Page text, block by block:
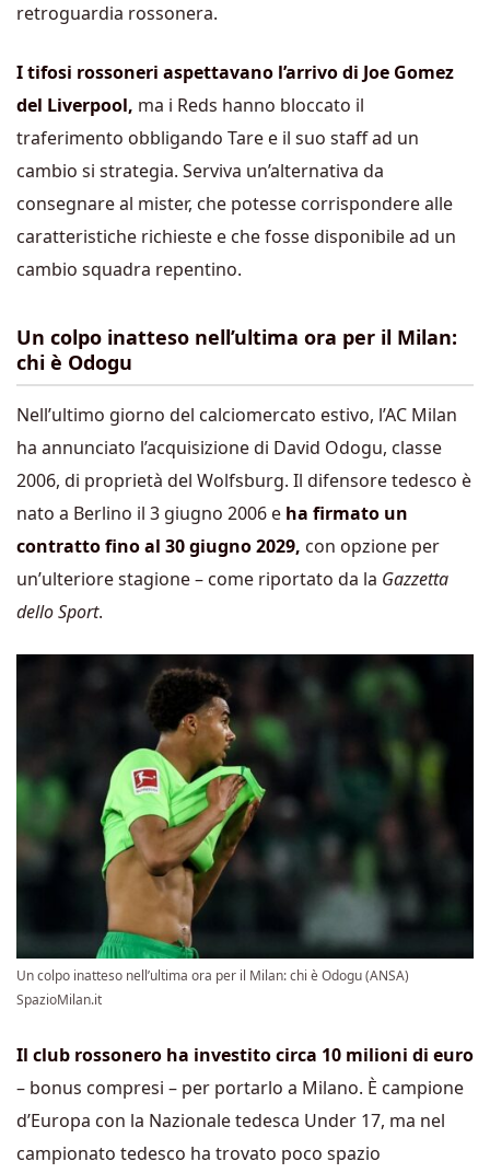
retroguardia rossonera.
I tifosi rossoneri aspettavano l’arrivo di Joe Gomez
del Liverpool, ma i Reds hanno bloccato il
traferimento obbligando Tare e il suo staff ad un
cambio si strategia. Serviva un’alternativa da
consegnare al mister, che potesse corrispondere alle
caratteristiche richieste e che fosse disponibile ad un
cambio squadra repentino.
Un colpo inatteso nell’ultima ora per il Milan:
chi è Odogu
Nell’ultimo giorno del calciomercato estivo, l’AC Milan
ha annunciato l’acquisizione di David Odogu, classe
2006, di proprietà del Wolfsburg. Il difensore tedesco è
nato a Berlino il 3 giugno 2006 e ha firmato un
contratto fino al 30 giugno 2029, con opzione per
un’ulteriore stagione – come riportato da la Gazzetta
dello Sport.
Un colpo inatteso nell’ultima ora per il Milan: chi è Odogu (ANSA)
SpazioMilan.it
Il club rossonero ha investito circa 10 milioni di euro
– bonus compresi – per portarlo a Milano. È campione
d’Europa con la Nazionale tedesca Under 17, ma nel
campionato tedesco ha trovato poco spazio